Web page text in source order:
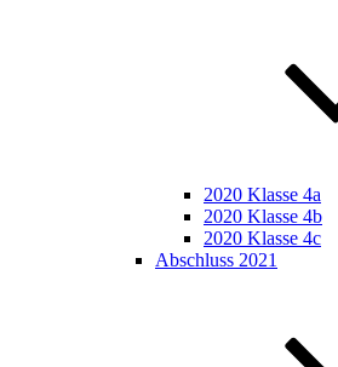
2020 Klasse 4a
2020 Klasse 4b
2020 Klasse 4c
Abschluss 2021